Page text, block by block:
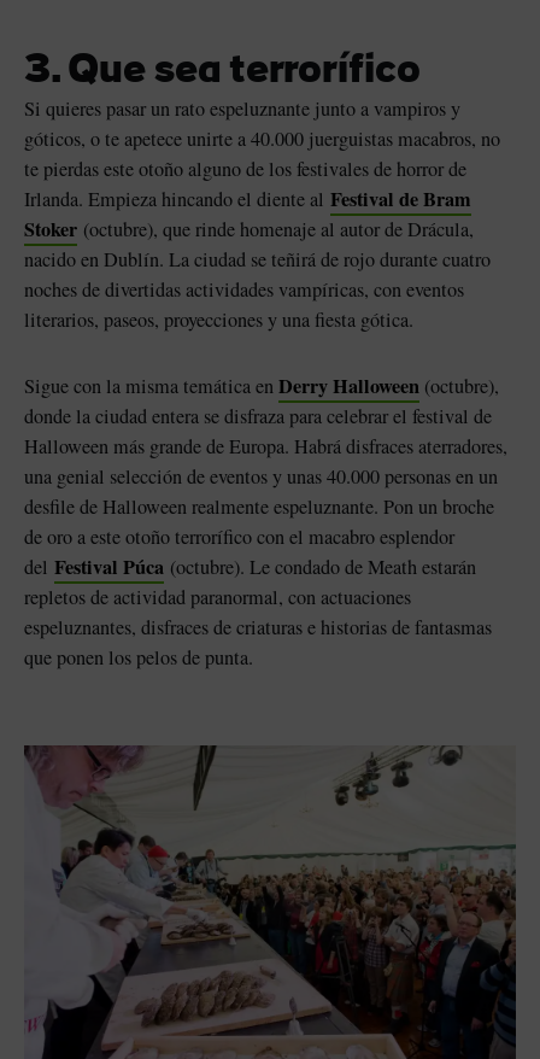
3. Que sea terrorífico
Si quieres pasar un rato espeluznante junto a vampiros y
góticos, o te apetece unirte a 40.000 juerguistas macabros, no
te pierdas este otoño alguno de los festivales de horror de
Irlanda. Empieza hincando el diente al Festival de Bram
Stoker (octubre), que rinde homenaje al autor de Drácula,
nacido en Dublín. La ciudad se teñirá de rojo durante cuatro
noches de divertidas actividades vampíricas, con eventos
literarios, paseos, proyecciones y una fiesta gótica.
Sigue con la misma temática enDerry Halloween (octubre),
donde la ciudad entera se disfraza para celebrar el festival de
Halloween más grande de Europa. Habrá disfraces aterradores,
una genial selección de eventos y unas 40.000 personas en un
desfile de Halloween realmente espeluznante. Pon un broche
de oro a este otoño terrorífico con el macabro esplendor
del Festival Púca (octubre). Le condado de Meath estarán
repletos de actividad paranormal, con actuaciones
espeluznantes, disfraces de criaturas e historias de fantasmas
que ponen los pelos de punta.